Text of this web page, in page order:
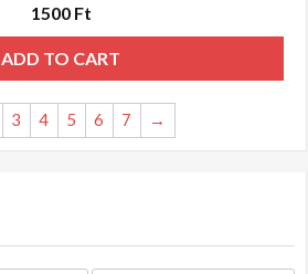
1500 Ft
ADD TO CART
3 4 5 6 7 →